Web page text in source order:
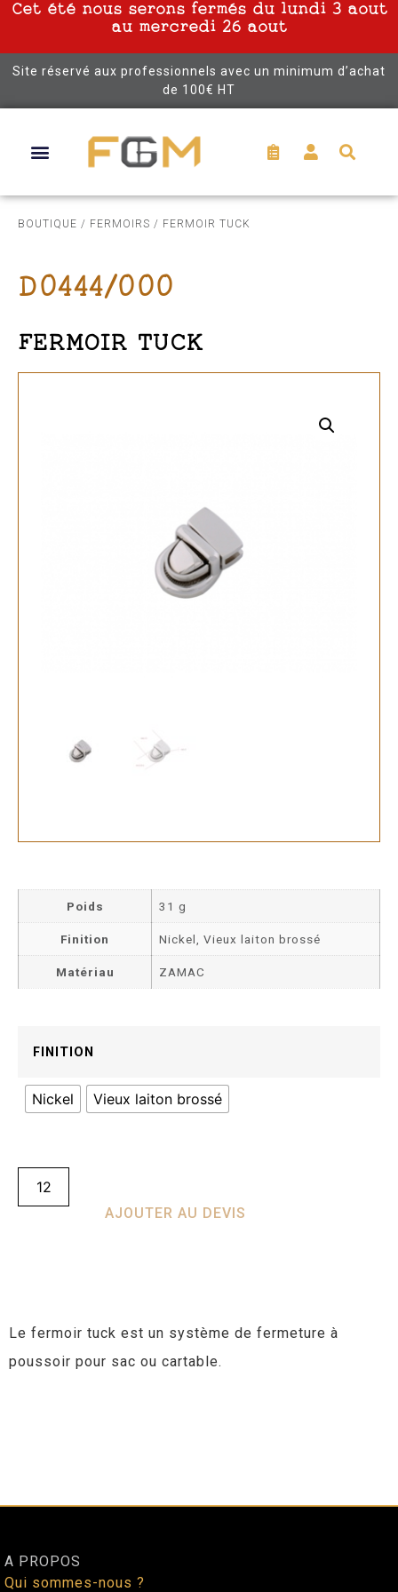
Cet été nous serons fermés du lundi 3 aout
au mercredi 26 aout
Site réservé aux professionnels avec un minimum d’achat
de 100€ HT
BOUTIQUE / FERMOIRS / FERMOIR TUCK
D0444/000
FERMOIR TUCK
Poids 31 g
Finition Nickel, Vieux laiton brossé
Matériau ZAMAC
FINITION
Nickel Vieux laiton brossé
AJOUTER AU DEVIS
Le fermoir tuck est un système de fermeture à
poussoir pour sac ou cartable.
A PROPOS
Qui sommes-nous ?